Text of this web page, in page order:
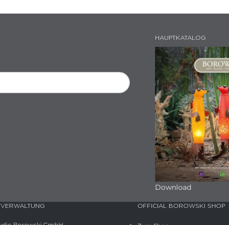
HAUPTKATALOG
Download
OFFICIAL BOROWSKI SHOP